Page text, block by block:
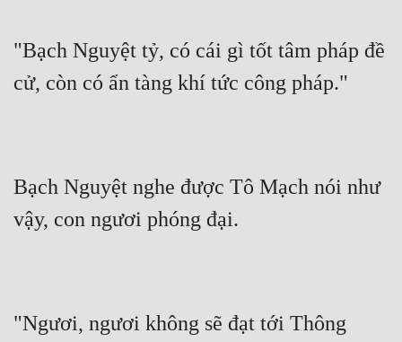
"Bạch Nguyệt tỷ, có cái gì tốt tâm pháp đề
cử, còn có ẩn tàng khí tức công pháp."
Bạch Nguyệt nghe được Tô Mạch nói như
vậy, con ngươi phóng đại.
"Ngươi, ngươi không sẽ đạt tới Thông